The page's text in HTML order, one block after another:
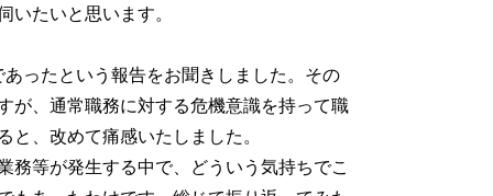
いたいと思います。
ったという報告をお聞きしました。その
が、通常職務に対する危機意識を持って職
、改めて痛感いたしました。
等が発生する中で、どういう気持ちでこ